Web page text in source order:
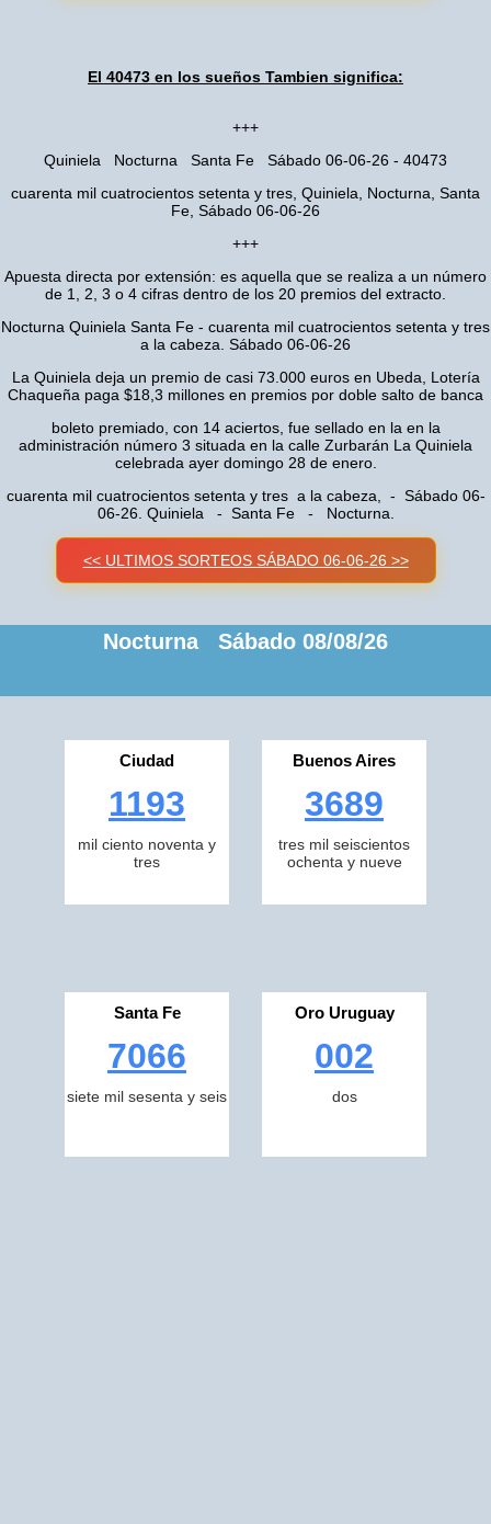
El 40473 en los sueños Tambien significa:
+++
Quiniela Nocturna Santa Fe Sábado 06-06-26 - 40473
cuarenta mil cuatrocientos setenta y tres, Quiniela, Nocturna, Santa
Fe, Sábado 06-06-26
+++
Apuesta directa por extensión: es aquella que se realiza a un número
de 1, 2, 3 o 4 cifras dentro de los 20 premios del extracto.
Nocturna Quiniela Santa Fe - cuarenta mil cuatrocientos setenta y tres
a la cabeza. Sábado 06-06-26
La Quiniela deja un premio de casi 73.000 euros en Ubeda, Lotería
Chaqueña paga $18,3 millones en premios por doble salto de banca
boleto premiado, con 14 aciertos, fue sellado en la en la
administración número 3 situada en la calle Zurbarán La Quiniela
celebrada ayer domingo 28 de enero.
cuarenta mil cuatrocientos setenta y tres a la cabeza, - Sábado 06-
06-26. Quiniela - Santa Fe - Nocturna.
<< ULTIMOS SORTEOS SÁBADO 06-06-26 >>
Nocturna Sábado 08/08/26
Ciudad
1193
mil ciento noventa y
tres
Buenos Aires
3689
tres mil seiscientos
ochenta y nueve
Santa Fe
7066
siete mil sesenta y seis
Oro Uruguay
002
dos